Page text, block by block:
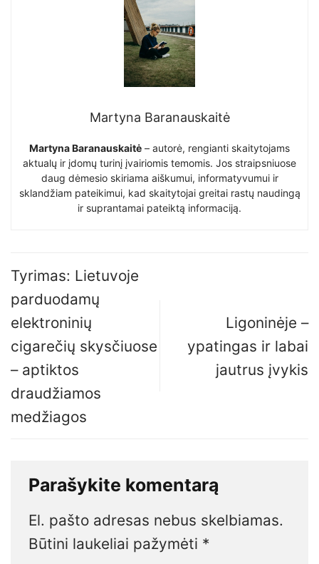
Martyna Baranauskaitė
Martyna Baranauskaitė – autorė, rengianti skaitytojams
aktualų ir įdomų turinį įvairiomis temomis. Jos straipsniuose
daug dėmesio skiriama aiškumui, informatyvumui ir
sklandžiam pateikimui, kad skaitytojai greitai rastų naudingą
ir suprantamai pateiktą informaciją.
Tyrimas: Lietuvoje
parduodamų
elektroninių
cigarečių skysčiuose
– aptiktos
draudžiamos
medžiagos
Ligoninėje –
ypatingas ir labai
jautrus įvykis
Parašykite komentarą
El. pašto adresas nebus skelbiamas.
Būtini laukeliai pažymėti *